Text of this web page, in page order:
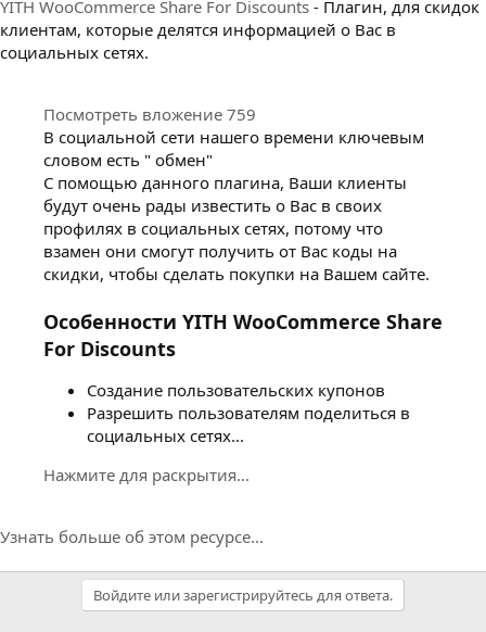
YITH WooCommerce Share For Discounts - Плагин, для скидок
клиентам, которые делятся информацией о Вас в
социальных сетях.
Посмотреть вложение 759
В социальной сети нашего времени ключевым
словом есть " обмен"
С помощью данного плагина, Ваши клиенты
будут очень рады известить о Вас в своих
профилях в социальных сетях, потому что
взамен они смогут получить от Вас коды на
скидки, чтобы сделать покупки на Вашем сайте.
Особенности YITH WooCommerce Share
For Discounts
Создание пользовательских купонов
Разрешить пользователям поделиться в
социальных сетях...
Нажмите для раскрытия...
Узнать больше об этом ресурсе...
Войдите или зарегистрируйтесь для ответа.